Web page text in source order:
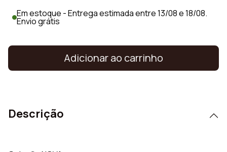
Em estoque - Entrega estimada entre 13/08 e 18/08.
Envio grátis
Adicionar ao carrinho
Descrição